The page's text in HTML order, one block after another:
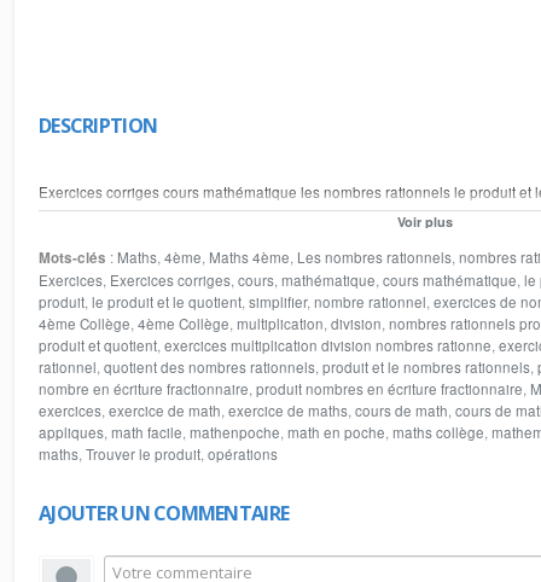
DESCRIPTION
Exercices corriges cours mathématique les nombres rationnels le produit
et le quotient des nombres rationnels calcul le produit de plusieurs
nombres rationnels inverses réduire et simplifier le nombre rationnel
rationnels
Voir plus
Mots-clés : Maths, 4ème, Maths 4ème, Les nombres rationnels, nombres
Exercices, Exercices corriges, cours, mathématique, cours mathématique, le
produit, le produit et le quotient, simplifier, nombre rationnel, exercices de
4ème Collège, 4ème Collège, multiplication, division, nombres rationnels
produit et quotient, exercices multiplication division nombres rationne,
rationnel, quotient des nombres rationnels, produit et le nombres rationnels,
nombre en écriture fractionnaire, produit nombres en écriture fractionnaire,
exercices, exercice de math, exercice de maths, cours de math, cours de
appliques, math facile, mathenpoche, math en poche, maths collège,
maths, Trouver le produit, opérations
AJOUTER UN COMMENTAIRE